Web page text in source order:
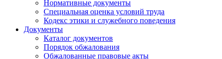
Нормативные документы
Специальная оценка условий труда
Кодекс этики и служебного поведения
Документы
Каталог документов
Порядок обжалования
Обжалованные правовые акты